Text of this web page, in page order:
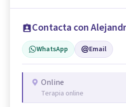
Contacta con
WhatsApp Email
Online
Terapia online